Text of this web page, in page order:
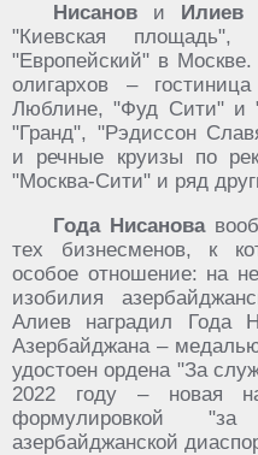
Нисанов и Илиев
"Киевская площадь",
"Европейский" в Москве.
олигархов –
Люблине, "Фуд Сити" и
"Гранд", "Рэдиссон
и речные круизы по
"Москва-Сити" и ряд
Года Нисанова
тех бизнесменов, к
особое отношение: на
изобилия
Алиев наградил Года
Азербайджана –
удостоен ордена "За
2022 году – новая
формулировкой
азербайджанской